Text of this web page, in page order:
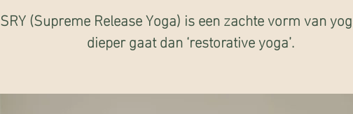
SRY (Supreme Release Yoga) is een zachte vorm van
dieper gaat dan ‘restorative yoga’.